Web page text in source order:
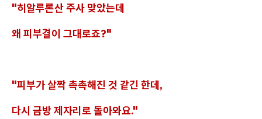
"히알루론산 주사 맞았는데
왜 피부결이 그대로죠?"
"피부가 살짝 촉촉해진 것 같긴 한데,
다시 금방 제자리로 돌아와요."